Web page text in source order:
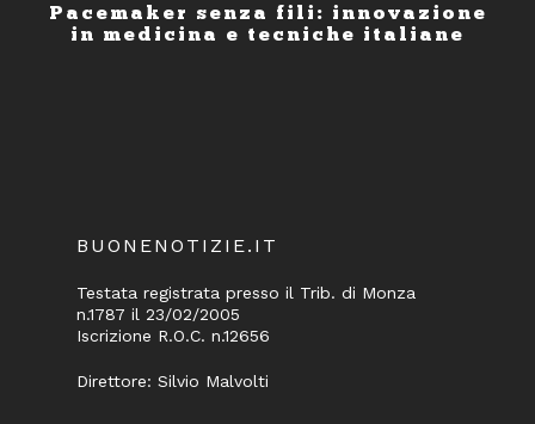
Pacemaker senza fili: innovazione
in medicina e tecniche italiane
BUONENOTIZIE.IT
Testata registrata presso il Trib. di Monza
n.1787 il 23/02/2005
Iscrizione R.O.C. n.12656
Direttore: Silvio Malvolti